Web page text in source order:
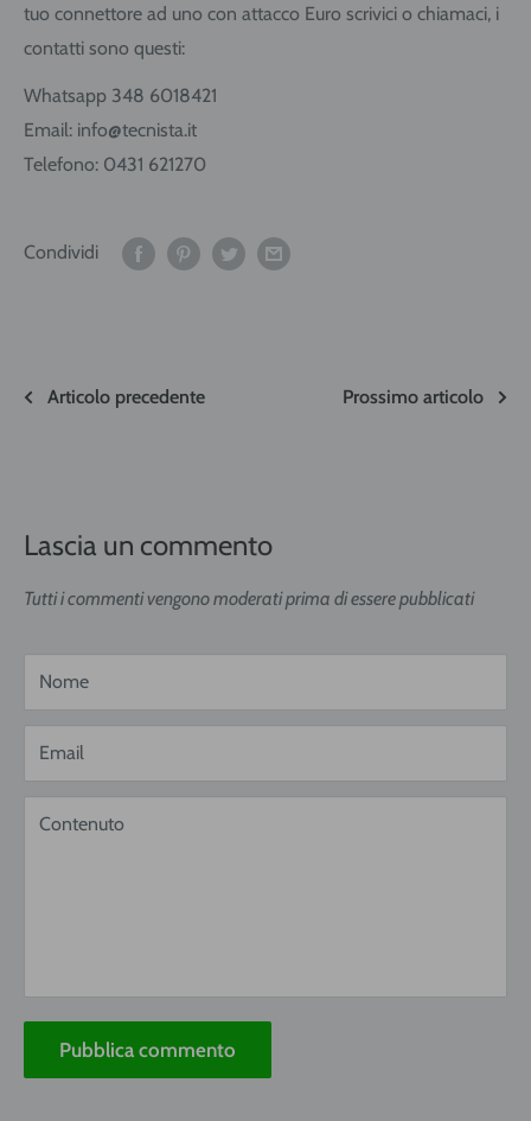
tuo connettore ad uno con attacco Euro scrivici o chiamaci, i
contatti sono questi:
Whatsapp 348 6018421
Email: info@tecnista.it
Telefono: 0431 621270
Condividi
Articolo precedente Prossimo articolo
Lascia un commento
Tutti i commenti vengono moderati prima di essere pubblicati
Nome
Email
Contenuto
Pubblica commento